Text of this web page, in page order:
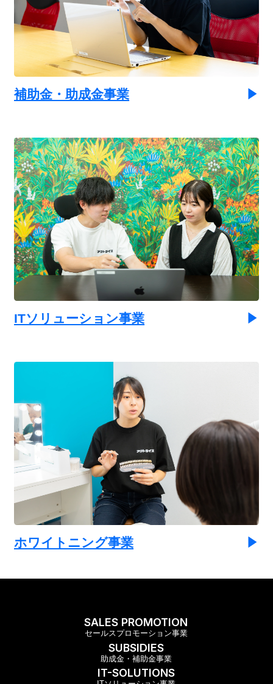
補助金・助成金事業
ITソリューション事業
ホワイトニング事業
SALES PROMOTION
セールスプロモーション事業
SUBSIDIES
助成金・補助金事業
IT-SOLUTIONS